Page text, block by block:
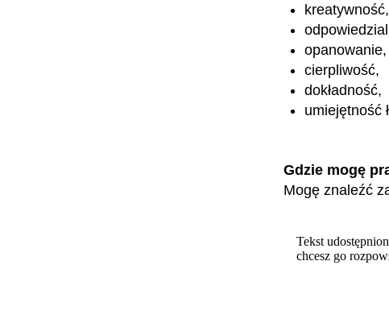
kreatywność,
opanowanie,
cierpliwość,
dokładność,
umiejętność
Gdzie mogę
Mogę znaleźć
Tekst
chcesz go